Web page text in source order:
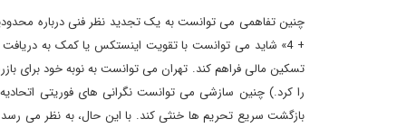
تسکین مالی فراهم کند. تهران می توانست به نوبه خود برای
را کرد.) چنین سازشی می توانست نگرانی های فوریتی
بازگشت سریع تحریم ها خنثی کند. با این حال، به نظر می رسد